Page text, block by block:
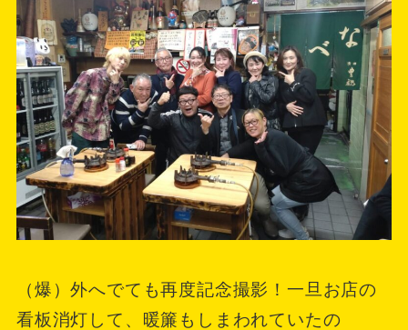
（爆）外へでても再度記念撮影！一旦お店の
看板消灯して、暖簾もしまわれていたの